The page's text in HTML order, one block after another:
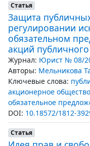
Статья
Защита
регулировании
обязательном
акций
Журнал: Юрист № 08/
Авторы: Мельникова
Ключевые слова:
акционерное общество
обязательное
DOI: 10.18572/1812-
Статья